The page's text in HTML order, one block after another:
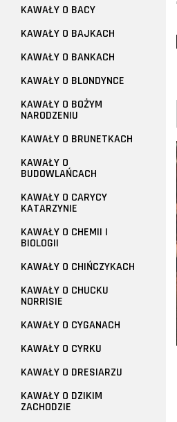
KAWAŁY O BACY
KAWAŁY O BAJKACH
KAWAŁY O BANKACH
KAWAŁY O BLONDYNCE
KAWAŁY O BOŻYM
NARODZENIU
KAWAŁY O BRUNETKACH
KAWAŁY O
BUDOWLAŃCACH
KAWAŁY O CARYCY
KATARZYNIE
KAWAŁY O CHEMII I
BIOLOGII
KAWAŁY O CHIŃCZYKACH
KAWAŁY O CHUCKU
NORRISIE
KAWAŁY O CYGANACH
KAWAŁY O CYRKU
KAWAŁY O DRESIARZU
KAWAŁY O DZIKIM
ZACHODZIE